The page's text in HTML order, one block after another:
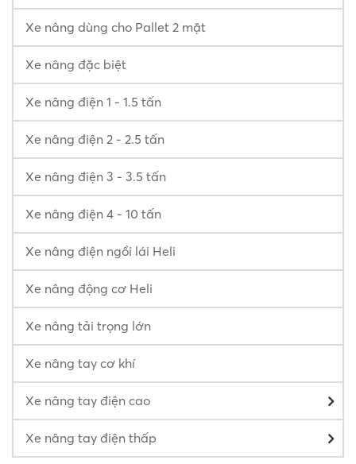
Xe nâng dùng cho Pallet 2 mặt
Xe nâng đặc biệt
Xe nâng điện 1 - 1.5 tấn
Xe nâng điện 2 - 2.5 tấn
Xe nâng điện 3 - 3.5 tấn
Xe nâng điện 4 - 10 tấn
Xe nâng điện ngồi lái Heli
Xe nâng động cơ Heli
Xe nâng tải trọng lớn
Xe nâng tay cơ khí
Xe nâng tay điện cao
Xe nâng tay điện thấp